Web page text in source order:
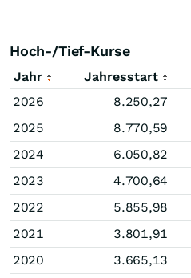
Hoch-/Tief-Kurse
Jahr Jahresstart
2026
8.250,27
2025
8.770,59
2024
6.050,82
2023
4.700,64
2022
5.855,98
2021
3.801,91
2020
3.665,13